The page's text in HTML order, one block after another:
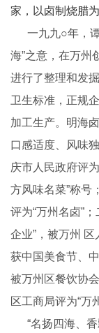
家，以卤制烧腊为
一九九○年，谭
海”之意，在万州
进行了整理和发
卫生标准，正规
加工生产。明海
口感适度、风味
庆市人民政府评
方风味名菜”称号
评为“万州名卤”
企业”，被万州
获中国美食节、
被万州区餐饮协
区工商局评为“万
“名扬四海、香